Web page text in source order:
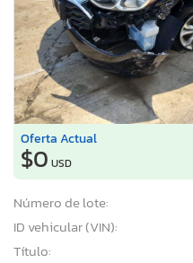
Oferta Actual
$0 USD
Número de lote:
ID vehicular (VIN):
Título: